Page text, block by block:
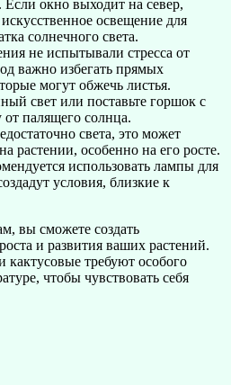
окно выходит на север,
освещение для
солнечного света.
не испытывали стресса от
важно избегать прямых
могут обжечь листья.
свет или поставьте горшок с
палящего солнца.
света, это может
растении, особенно на его росте.
использовать лампы для
условия, близкие к
вы сможете создать
и развития ваших растений.
требуют особого
чтобы чувствовать себя